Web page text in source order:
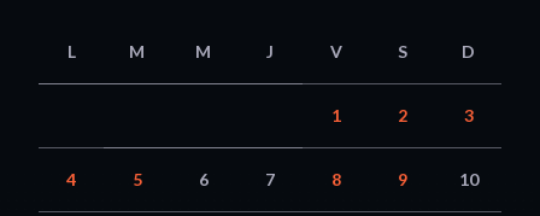
L M M J V S D
1 2 3
4 5 6 7 8 9 10